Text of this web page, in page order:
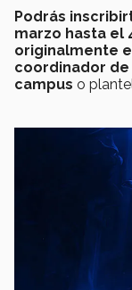
Podrás
marzo hasta el
originalmente
coordinador
campus o